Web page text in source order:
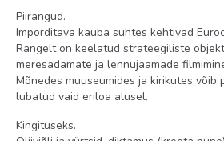
Piirangud.
Imporditava kauba suhtes kehtivad
Rangelt on keelatud strateegiliste
meresadamate ja lennujaamade
Mõnedes muuseumides ja kirikutes võib
lubatud vaid eriloa alusel.
Kingituseks.